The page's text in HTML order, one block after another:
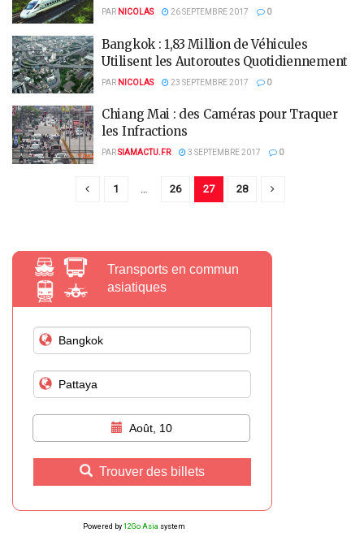
PAR NICOLAS 26 SEPTEMBRE 2017 0
Bangkok : 1,83 Million de Véhicules
Utilisent les Autoroutes Quotidiennement
PAR NICOLAS 23 SEPTEMBRE 2017 0
Chiang Mai : des Caméras pour Traquer
les Infractions
PARSIAMACTU.FR 3 SEPTEMBRE 2017 0
1 26 27 28
Transports en commun
asiatiques
Août, 10
Trouver des billets
Powered by 12Go Asia system